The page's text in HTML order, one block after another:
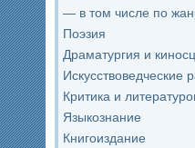
— в том числе по
Поэзия
Драматургия и
Искусствоведческие
Критика и
Языкознание
Книгоиздание